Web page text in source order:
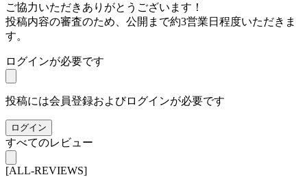
ご協力いただきありがとうございます！
投稿内容の審査のため、公開まで約3営業日程度いただきま
す。
ログインが必要です
投稿には会員登録およびログインが必要です
ログイン
すべてのレビュー
[ALL-REVIEWS]